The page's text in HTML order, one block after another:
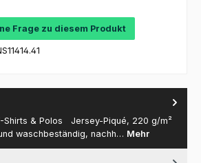
Frage zu diesem Produkt
Shirts & Polos Jersey-Piqué, 220 g/m²
waschbeständig, nachh… Mehr